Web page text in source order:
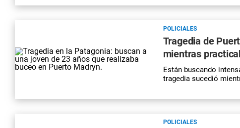
POLICIALES
Tragedia de
mientras
Están buscando
tragedia sucedió
POLICIALES